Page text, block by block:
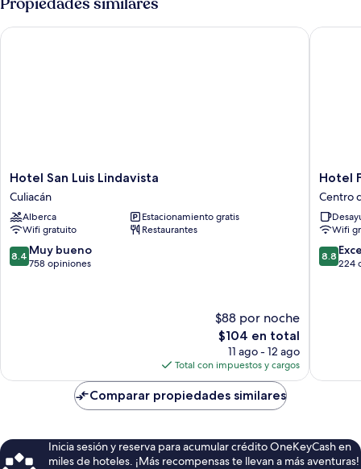
Hotel
San
Luis
Lindavista
Culiacán
Hotel San Luis Lindavista
Culiacán
Alberca
Estacionamiento gratis
Wifi gratuito
Restaurantes
8.4
de
8.4 Muy bueno
758 opiniones
$88 por noche
El
precio
actual
es
de
$104
$104 en total
11 ago - 12 ago
Total con impuestos y cargos
Hotel San Luis Lindavista
Hotel
Francis
Centro
de
Culiacán
Hotel
Centro
Wifi
8.8
de
8.8
224
Hotel
Comparar propiedades similares
Inicia sesión y reserva para acumular crédito OneKeyCash en
miles de hoteles. ¡Más recompensas te llevan a más aventuras!